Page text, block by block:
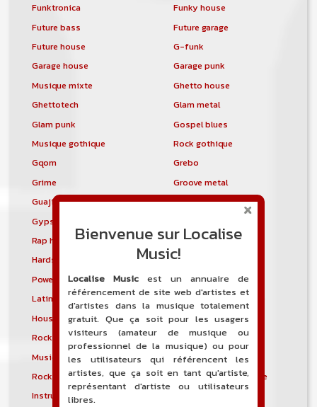
Funktronica
Funky house
Future bass
Future garage
Future house
G-funk
Garage house
Garage punk
Musique mixte
Ghetto house
Ghettotech
Glam metal
Glam punk
Gospel blues
Musique gothique
Rock gothique
Gqom
Grebo
Grime
Groove metal
Guajira
Guaracha
Gypsy punk
Rap hardcore
Industrial hardcore
Hardstep
Hardstyle
Power noise
Heavenly voices
Latin metal
Musique hindoustanie
House progressive
Tropical house
Rock indépendant
Indietronica
Musique industrielle
Metal industriel
Rock industriel
Musique instrumentale
Instrumental
Bienvenue sur Localise
Music!
Localise Music est un annuaire de
référencement de site web d'artistes et
d'artistes dans la musique totalement
gratuit. Que ça soit pour les usagers
visiteurs (amateur de musique ou
professionnel de la musique) ou pour
les utilisateurs qui référencent les
artistes, que ça soit en tant qu'artiste,
représentant d'artiste ou utilisateurs
libres.